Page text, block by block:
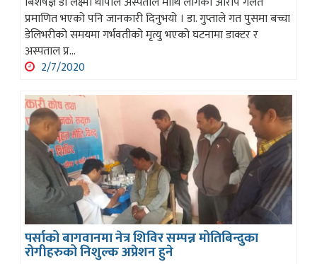
प्रमाणित भएको पनि जानकारी दिनुभयो । डा. गुप्ताले गत पुसमा बच्चा
डेलिभरीको समयमा गर्भवतीको मृत्यु भएको घटनामा डाक्टर र
अस्पताल प्र...
2/7/2020
पर्साको बागवानमा नेत्र शिविर सम्पन्न मोतिबिन्दुका
रोगीहरुको निशुल्क अप्रेशन हुने